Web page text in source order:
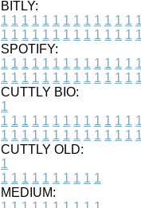
BITLY:
1 1 1 1 1 1 1 1 1 1 1 1 1 1
1 1 1 1 1 1 1 1 1 1 1 1 1 1
SPOTIFY:
1 1 1 1 1 1 1 1 1 1 1 1 1 1
1 1 1 1 1 1 1 1 1 1 1 1 1 1
CUTTLY BIO:
1
1 1 1 1 1 1 1 1 1 1 1 1 1 1
1 1 1 1 1 1 1 1 1 1 1 1 1 1
CUTTLY OLD:
1
1 1 1 1 1 1 1 1 1 1
MEDIUM: